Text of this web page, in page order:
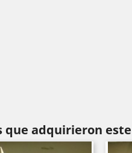
que adquirieron